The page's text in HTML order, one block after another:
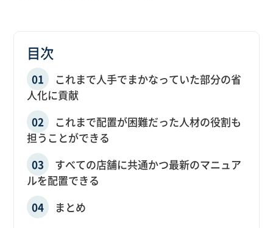
目次
‍これまで人手でまかなっていた部分の省
人化に貢献
これまで配置が困難だった人材の役割も
担うことができる
すべての店舗に共通かつ最新のマニュア
ルを配置できる
まとめ